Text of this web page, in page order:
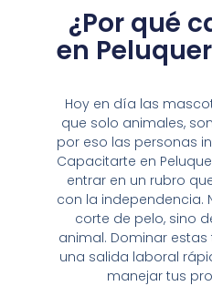
¿Por qué
en
Hoy en día las
que solo animales,
por eso las personas
Capacitarte en
entrar en un rubro
con la independencia.
corte de pelo, sino
animal. Dominar
una salida laboral
manejar tus